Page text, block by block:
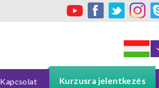
Kapcsolat Kurzusra jelentkezés